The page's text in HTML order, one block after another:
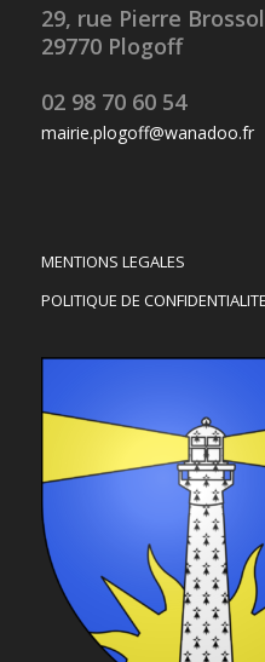
29, rue Pierre
29770 Plogoff
02 98 70 60 54
mairie.plogoff@wanadoo.fr
MENTIONS LEGALES
POLITIQUE DE CONFIDENTIALITE